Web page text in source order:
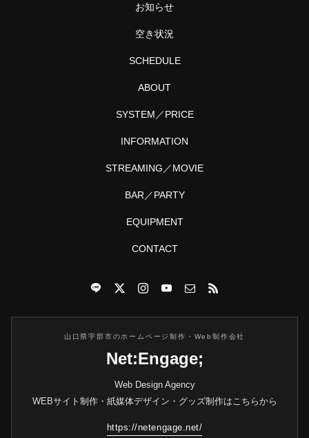
お知らせ
空き状況
SCHEDULE
ABOUT
SYSTEM／PRICE
INFORMATION
STREAMING／MOVIE
BAR／PARTY
EQUIPMENT
CONTACT
山口県宇部市のホームページ制作・Web制作会社
Net:Engage;
Web Design Agency
WEBサイト制作・紙媒体デザイン・グッズ制作はこちらから
https://netengage.net/